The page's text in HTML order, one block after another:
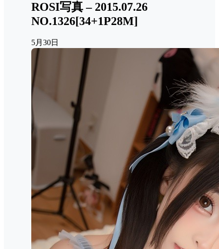
ROSI写真 – 2015.07.26
NO.1326[34+1P28M]
5月30日